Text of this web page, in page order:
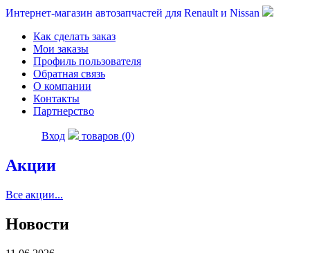
Интернет-магазин автозапчастей для Renault и Nissan
Как сделать заказ
Мои заказы
Профиль пользователя
Обратная связь
О компании
Контакты
Партнерство
Вход товаров (0)
Акции
Все акции...
Новости